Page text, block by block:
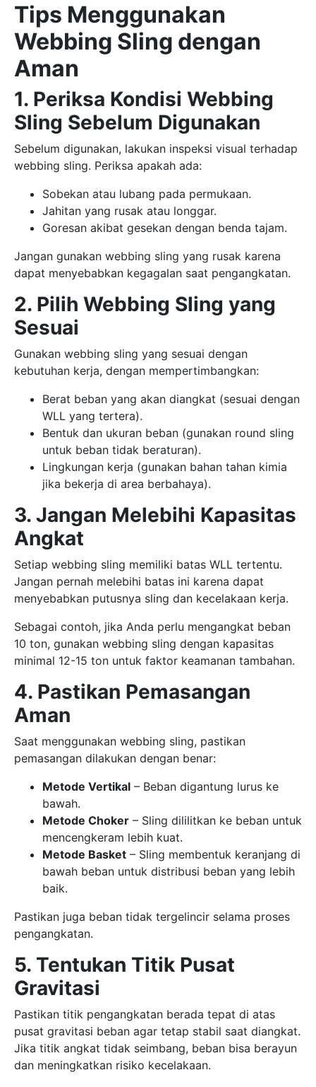
Tips Menggunakan
Webbing Sling dengan
Aman
1. Periksa Kondisi Webbing
Sling Sebelum Digunakan
Sebelum digunakan, lakukan inspeksi visual terhadap
webbing sling. Periksa apakah ada:
Sobekan atau lubang pada permukaan.
Jahitan yang rusak atau longgar.
Goresan akibat gesekan dengan benda tajam.
Jangan gunakan webbing sling yang rusak karena
dapat menyebabkan kegagalan saat pengangkatan.
2. Pilih Webbing Sling yang
Sesuai
Gunakan webbing sling yang sesuai dengan
kebutuhan kerja, dengan mempertimbangkan:
Berat beban yang akan diangkat (sesuai dengan
WLL yang tertera).
Bentuk dan ukuran beban (gunakan round sling
untuk beban tidak beraturan).
Lingkungan kerja (gunakan bahan tahan kimia
jika bekerja di area berbahaya).
3. Jangan Melebihi Kapasitas
Angkat
Setiap webbing sling memiliki batas WLL tertentu.
Jangan pernah melebihi batas ini karena dapat
menyebabkan putusnya sling dan kecelakaan kerja.
Sebagai contoh, jika Anda perlu mengangkat beban
10 ton, gunakan webbing sling dengan kapasitas
minimal 12-15 ton untuk faktor keamanan tambahan.
4. Pastikan Pemasangan
Aman
Saat menggunakan webbing sling, pastikan
pemasangan dilakukan dengan benar:
Metode Vertikal – Beban digantung lurus ke
bawah.
Metode Choker – Sling dililitkan ke beban untuk
mencengkeram lebih kuat.
Metode Basket – Sling membentuk keranjang di
bawah beban untuk distribusi beban yang lebih
baik.
Pastikan juga beban tidak tergelincir selama proses
pengangkatan.
5. Tentukan Titik Pusat
Gravitasi
Pastikan titik pengangkatan berada tepat di atas
pusat gravitasi beban agar tetap stabil saat diangkat.
Jika titik angkat tidak seimbang, beban bisa berayun
dan meningkatkan risiko kecelakaan.